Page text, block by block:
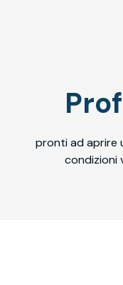
pronti ad aprire
condizioni